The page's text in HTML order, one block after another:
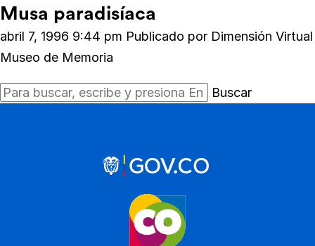
Musa paradisíaca
abril 7, 1996 9:44 pm Publicado por Dimensión Virtual
Museo de Memoria
Buscar